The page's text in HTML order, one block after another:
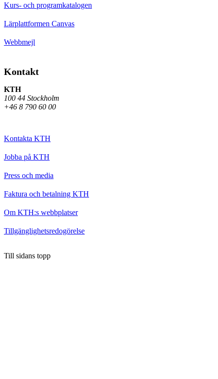
Kurs- och programkatalogen
Lärplattformen Canvas
Webbmejl
Kontakt
KTH
100 44 Stockholm
+46 8 790 60 00
Kontakta KTH
Jobba på KTH
Press och media
Faktura och betalning KTH
Om KTH:s webbplatser
Tillgänglighetsredogörelse
Till sidans topp